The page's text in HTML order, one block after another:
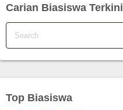
Carian Biasiswa Terkini
Top Biasiswa